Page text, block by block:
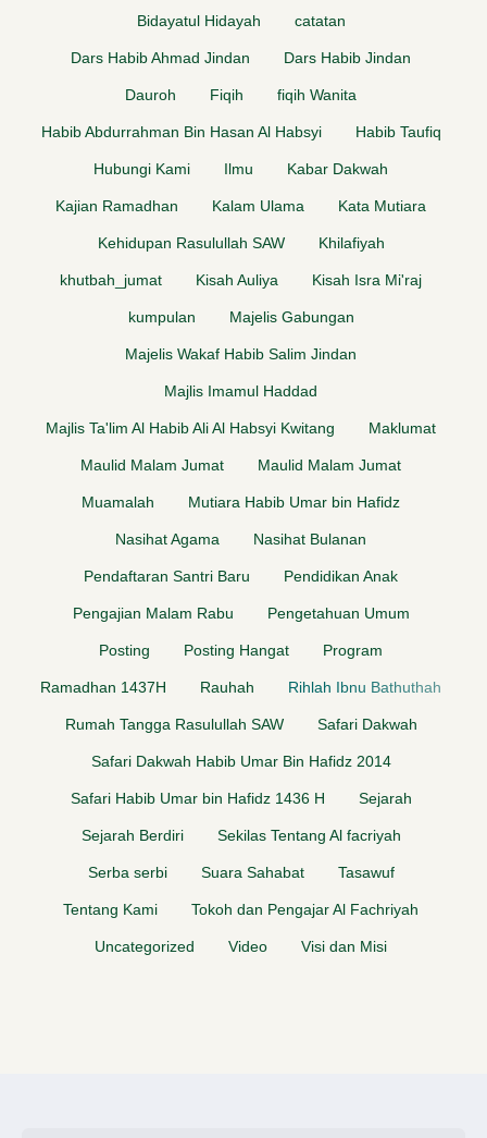
Bidayatul Hidayah catatan
Dars Habib Ahmad Jindan Dars Habib Jindan
Dauroh Fiqih fiqih Wanita
Habib Abdurrahman Bin Hasan Al Habsyi Habib Taufiq
Hubungi Kami Ilmu Kabar Dakwah
Kajian Ramadhan Kalam Ulama Kata Mutiara
Kehidupan Rasulullah SAW Khilafiyah
khutbah_jumat Kisah Auliya Kisah Isra Mi'raj
kumpulan Majelis Gabungan
Majelis Wakaf Habib Salim Jindan
Majlis Imamul Haddad
Majlis Ta'lim Al Habib Ali Al Habsyi Kwitang Maklumat
Maulid Malam Jumat Maulid Malam Jumat
Muamalah Mutiara Habib Umar bin Hafidz
Nasihat Agama Nasihat Bulanan
Pendaftaran Santri Baru Pendidikan Anak
Pengajian Malam Rabu Pengetahuan Umum
Posting Posting Hangat Program
Ramadhan 1437H Rauhah Rihlah Ibnu Bathuthah
Rumah Tangga Rasulullah SAW Safari Dakwah
Safari Dakwah Habib Umar Bin Hafidz 2014
Safari Habib Umar bin Hafidz 1436 H Sejarah
Sejarah Berdiri Sekilas Tentang Al facriyah
Serba serbi Suara Sahabat Tasawuf
Tentang Kami Tokoh dan Pengajar Al Fachriyah
Uncategorized Video Visi dan Misi